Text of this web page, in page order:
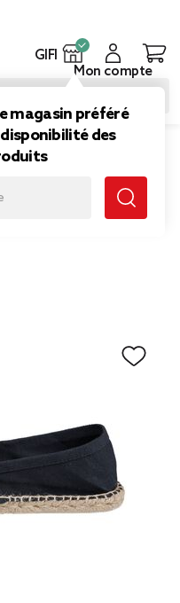
GIFI
magasin préféré
des
Mon compte
bleu